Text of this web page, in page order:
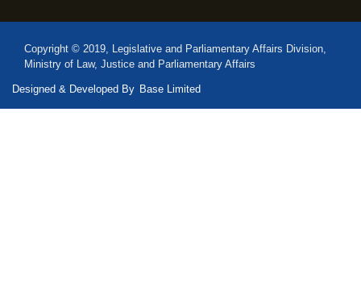
Copyright © 2019, Legislative and Parliamentary Affairs Division,
Ministry of Law, Justice and Parliamentary Affairs
Designed & Developed By Base Limited